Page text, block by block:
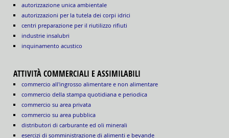
autorizzazione unica ambientale
autorizzazioni per la tutela dei corpi idrici
centri preparazione per il riutilizzo rifiuti
industrie insalubri
inquinamento acustico
ATTIVITÀ COMMERCIALI E ASSIMILABILI
commercio all'ingrosso alimentare e non alimentare
commercio della stampa quotidiana e periodica
commercio su area privata
commercio su area pubblica
distributori di carburante ed oli minerali
esercizi di somministrazione di alimenti e bevande